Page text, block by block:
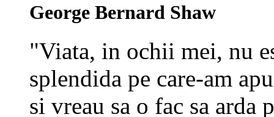
George Bernard Shaw
"Viata, in ochii mei, nu
splendida pe care-am
si vreau sa o fac sa